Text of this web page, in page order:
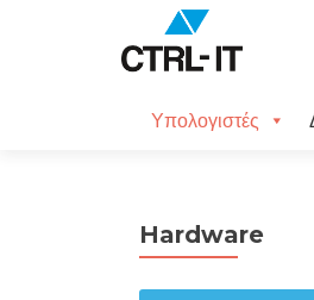
στο
Υπολογιστές
Hardware